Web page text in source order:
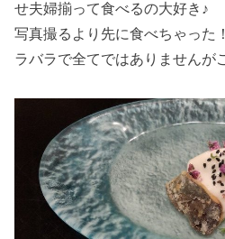
せ夫婦揃って食べるの大好き♪
写真撮るより先に食べちゃった
ラバラで全てではありませんが